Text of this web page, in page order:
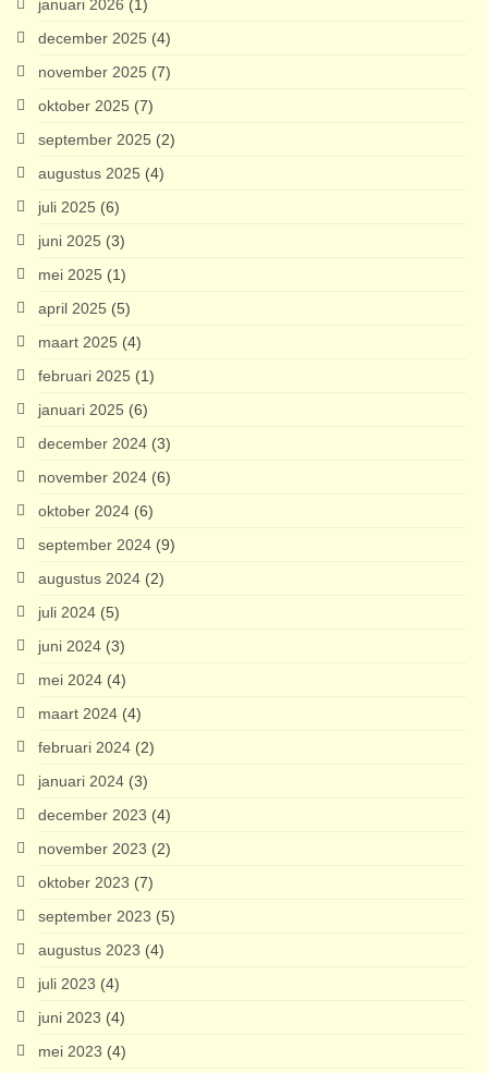
januari 2026 (1)
december 2025 (4)
november 2025 (7)
oktober 2025 (7)
september 2025 (2)
augustus 2025 (4)
juli 2025 (6)
juni 2025 (3)
mei 2025 (1)
april 2025 (5)
maart 2025 (4)
februari 2025 (1)
januari 2025 (6)
december 2024 (3)
november 2024 (6)
oktober 2024 (6)
september 2024 (9)
augustus 2024 (2)
juli 2024 (5)
juni 2024 (3)
mei 2024 (4)
maart 2024 (4)
februari 2024 (2)
januari 2024 (3)
december 2023 (4)
november 2023 (2)
oktober 2023 (7)
september 2023 (5)
augustus 2023 (4)
juli 2023 (4)
juni 2023 (4)
mei 2023 (4)